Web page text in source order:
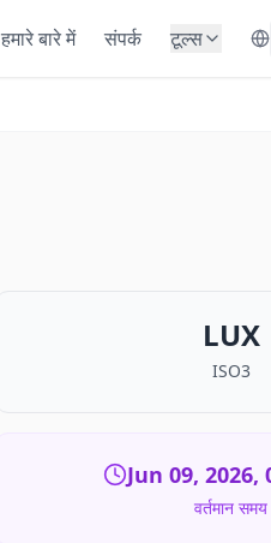
हमारे बारे में संपर्क टूल्स
LUX
ISO3
Jun 09, 2026,
वर्तमान समय